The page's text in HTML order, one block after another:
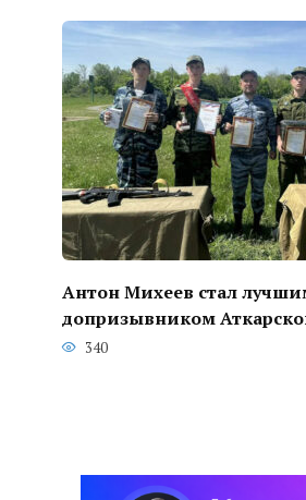
Антон Михеев стал
допризывником
340